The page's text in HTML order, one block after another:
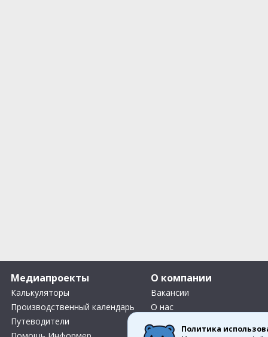
Медиапроекты
Калькуляторы
Производственный календарь
Путеводители
О компании
Вакансии
О нас
Контакты
Политика